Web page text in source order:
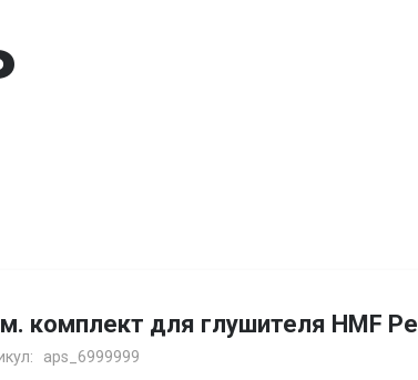
комплект для глушителя HMF
aps_6999999